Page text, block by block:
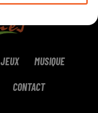
JEUX MUSIQUE
CONTACT